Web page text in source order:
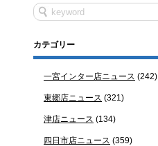
カテゴリー
一宮インター店ニュース (242)
東郷店ニュース (321)
津店ニュース (134)
四日市店ニュース (359)